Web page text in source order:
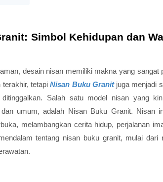
Simbol Kehidupan dan
desain nisan memiliki makna yang sangat
terakhir, tetapiNisan Buku Granit juga menjadi
Salah satu model nisan yang
umum, adalah Nisan Buku Granit. Nisan
melambangkan cerita hidup, perjalanan
tentang nisan buku granit, mulai dari